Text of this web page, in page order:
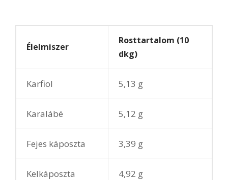
Élelmiszer
Rosttartalom (10
dkg)
Karfiol 5,13 g
Karalábé 5,12 g
Fejes káposzta 3,39 g
Kelkáposzta 4,92 g